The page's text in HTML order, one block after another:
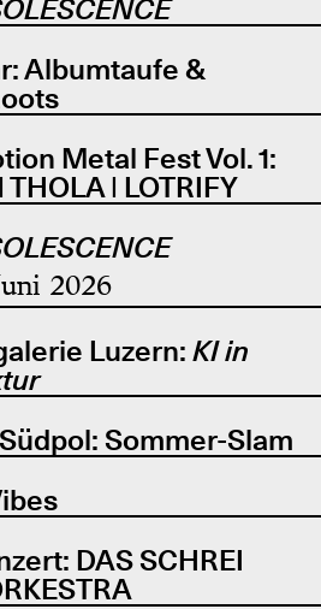
Albumtaufe &
Metal Fest Vol. 1:
THOLA | LOTRIFY
2026
Luzern: KI in
Sommer-Slam
DAS SCHREI